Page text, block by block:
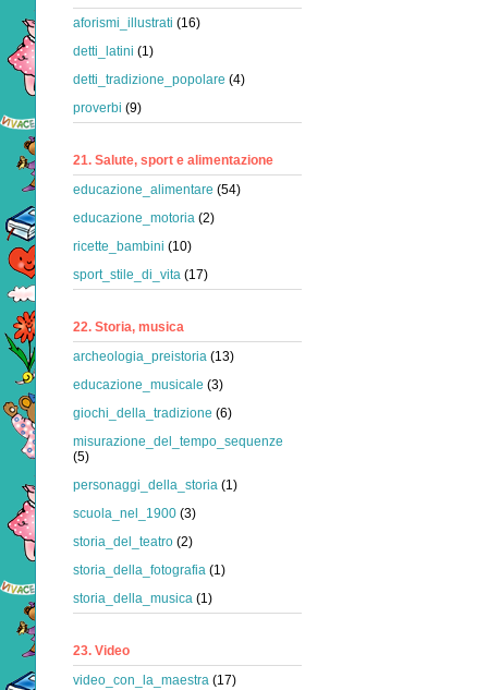
aforismi_illustrati (16)
detti_latini (1)
detti_tradizione_popolare (4)
proverbi (9)
21. Salute, sport e alimentazione
educazione_alimentare (54)
educazione_motoria (2)
ricette_bambini (10)
sport_stile_di_vita (17)
22. Storia, musica
archeologia_preistoria (13)
educazione_musicale (3)
giochi_della_tradizione (6)
misurazione_del_tempo_sequenze
(5)
personaggi_della_storia (1)
scuola_nel_1900 (3)
storia_del_teatro (2)
storia_della_fotografia (1)
storia_della_musica (1)
23. Video
video_con_la_maestra (17)